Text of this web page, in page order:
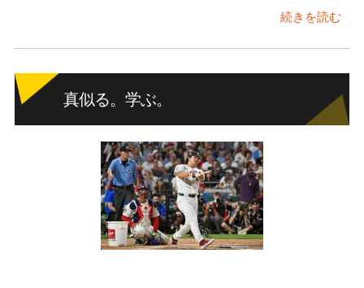
続きを読む
真似る。学ぶ。